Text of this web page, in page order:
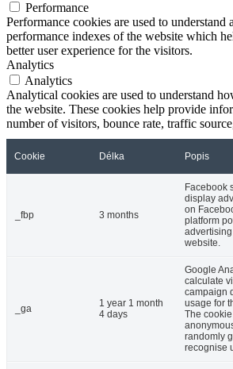
Performance
Performance cookies are used to understand
performance indexes of the website which
better user experience for the visitors.
Analytics
Analytics
Analytical cookies are used to understand
the website. These cookies help provide
number of visitors, bounce rate, traffic
Cookie Délka Popis
_fbp 3 months
Facebook
display
on
platform
website.
_ga
1 year 1 month
4 days
Google
calculate
campaign
usage for
The
randomly
recognise